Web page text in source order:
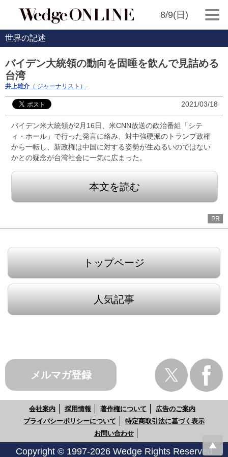
8/9(日)
世界の記述
バイデン大統領の動向を固唾を飲んで見詰める
台湾
井上雄介 （ ジャーナリスト）
2021/03/18
バイデン米大統領が2月16日、米CNN放送の政治番組「シテ
ィ・ホール」で行った発言に絡み、対中強硬派のトランプ政権
から一転し、新政権は中国に対する姿勢が生ぬるいのではない
かとの疑念が台湾社会に一気に広まった。
本文を読む
PR
トップページ
人気記事
メルマガ登録
会社案内 採用情報 著作権について
広告のご案内
プライバシーポリシーについて
特定商取引法に基づく表示
お問い合わせ
Copyright © 1997-2026 Wedge Rights Reserved